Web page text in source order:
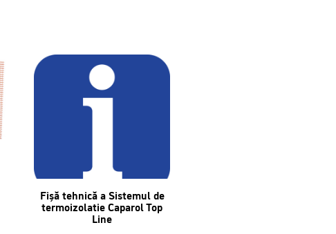
Fișă tehnică a Sistemul de
termoizolatie Caparol Top
Line